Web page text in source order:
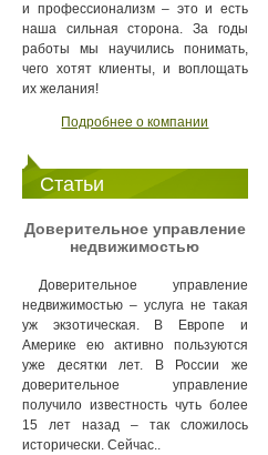
и профессионализм – это и есть
наша сильная сторона. За годы
работы мы научились понимать,
чего хотят клиенты, и воплощать
их желания!
Подробнее о компании
Статьи
Доверительное управление
недвижимостью
Доверительное управление
недвижимостью – услуга не такая
уж экзотическая. В Европе и
Америке ею активно пользуются
уже десятки лет. В России же
доверительное управление
получило известность чуть более
15 лет назад – так сложилось
исторически. Сейчас..